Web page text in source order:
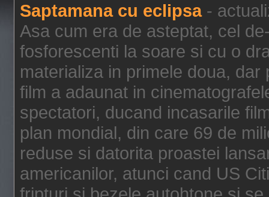
Saptamana cu eclipsa-
Asa cum era de asteptat, cel
fosforescenti la soare si cu o
materializa in primele doua,
film a adaunat in
spectatori, ducand incasarile
plan mondial, din care 69 de
reduse si datorita proastei
americanilor, atunci cand US